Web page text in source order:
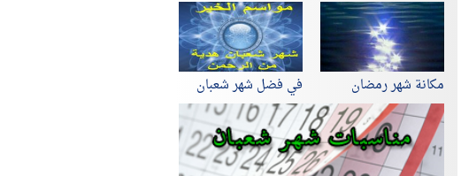
مكانة شهر رمضان في فضل شهر شعبان